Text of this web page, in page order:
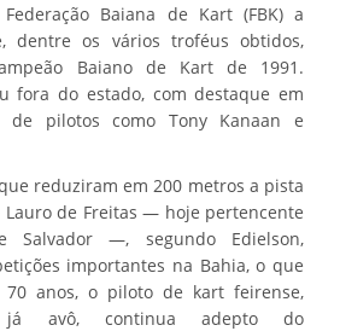
Baiana de Kart (FBK) a
dentre os vários troféus obtidos,
Baiano de Kart de 1991.
fora do estado, com destaque em
de pilotos como Tony Kanaan e
reduziram em 200 metros a pista
de Freitas — hoje pertencente
Salvador —, segundo Edielson,
importantes na Bahia, o que
70 anos, o piloto de kart feirense,
já avô, continua adepto do